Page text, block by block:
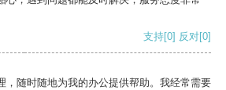
支持[0] 反对[0]
，随时随地为我的办公提供帮助。我经常需要